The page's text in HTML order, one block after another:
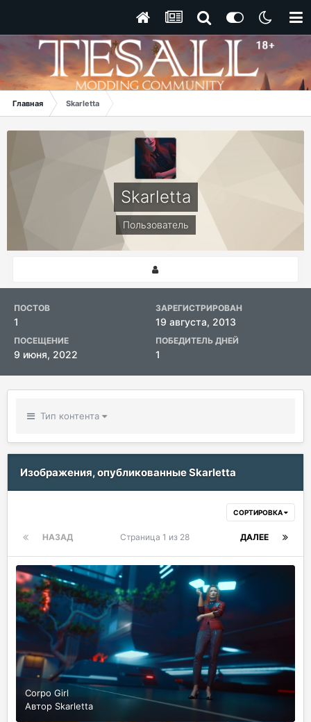
Главная Skarletta
Skarletta
Пользователь
ПОСТОВ
1
ЗАРЕГИСТРИРОВАН
19 августа, 2013
ПОСЕЩЕНИЕ
9 июня, 2022
ПОБЕДИТЕЛЬ ДНЕЙ
1
Тип контента
Изображения, опубликованные Skarletta
СОРТИРОВКА
НАЗАД ДАЛЕЕ
Страница 1 из 28
Corpo Girl
Автор Skarletta